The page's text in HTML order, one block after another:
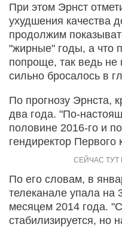
При этом Эрнст
ухудшения качества
продолжим
"жирные" годы, а что
попроще, так ведь не
сильно бросалось в
По прогнозу Эрнста,
два года. "По-
половине 2016-го и
гендиректор Первого
По его словам, в
телеканале упала на
месяцем 2014 года.
стабилизируется, но